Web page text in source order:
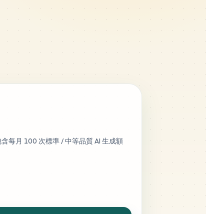
每月 100 次標準 / 中等品質 AI 生成額